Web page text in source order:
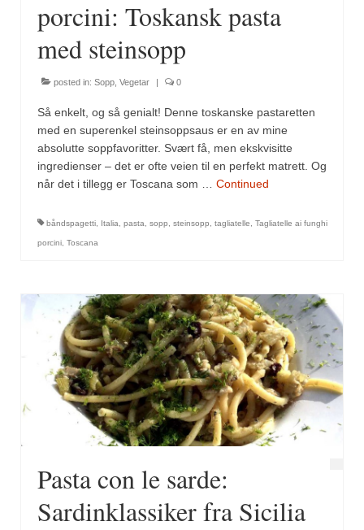
porcini: Toskansk pasta
med steinsopp
posted in: Sopp Vegetar | 0
Så enkelt, og så genialt! Denne toskanske pastaretten
med en superenkel steinsoppsaus er en av mine
absolutte soppfavoritter. Svært få, men ekskvisitte
ingredienser – det er ofte veien til en perfekt matrett. Og
når det i tillegg er Toscana som … Continued
båndspagetti Italia pasta sopp steinsopp tagliatelle Tagliatelle ai funghi
porcini Toscana
Pasta con le sarde:
Sardinklassiker fra Sicilia